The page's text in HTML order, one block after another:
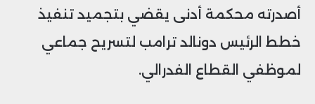
أصدرته محكمة أدنى يقضي بتجميد تنفيذ
خطط الرئيس دونالد ترامب لتسريح جماعي
لموظفي القطاع الفدرالي.